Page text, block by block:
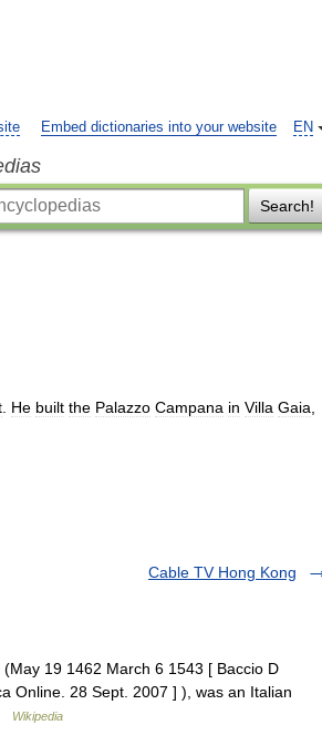
EN
Embed dictionaries into your website
Search!
He built the Palazzo Campana in Villa Gaia
Cable TV Hong Kong
19 1462 March 6 1543 [ Baccio D
Online. 28 Sept. 2007 ] ), was an Italian
Wikipedia